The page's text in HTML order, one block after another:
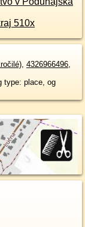
510x
, 4326966496,
type: place, og